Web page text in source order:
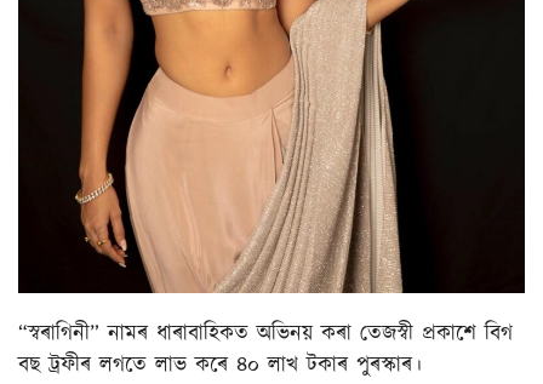
“স্বৰাগিনী” নামৰ ধাৰাবাহিকত অভিনয় কৰা তেজস্বী প্ৰকাশে বিগ
বছ ট্ৰফীৰ লগতে লাভ কৰে ৪০ লাখ টকাৰ পুৰস্কাৰ।